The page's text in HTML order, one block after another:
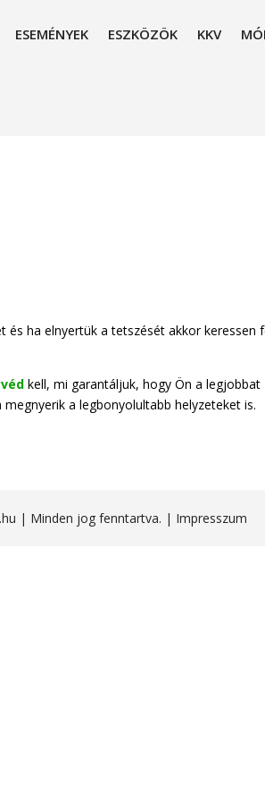
ESEMÉNYEK ESZKÖZÖK KKV
ha elnyertük a tetszését akkor keressen
kell, mi garantáljuk, hogy Ön a legjobbat
a legbonyolultabb helyzeteket is.
| Minden jog fenntartva. | Impresszum